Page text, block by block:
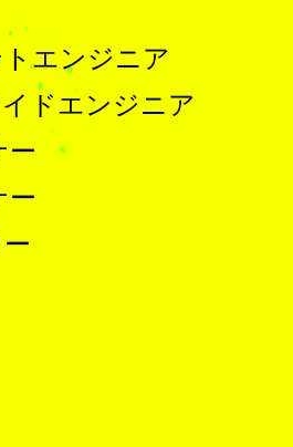
エンジニア
ドエンジニア
ー
ー